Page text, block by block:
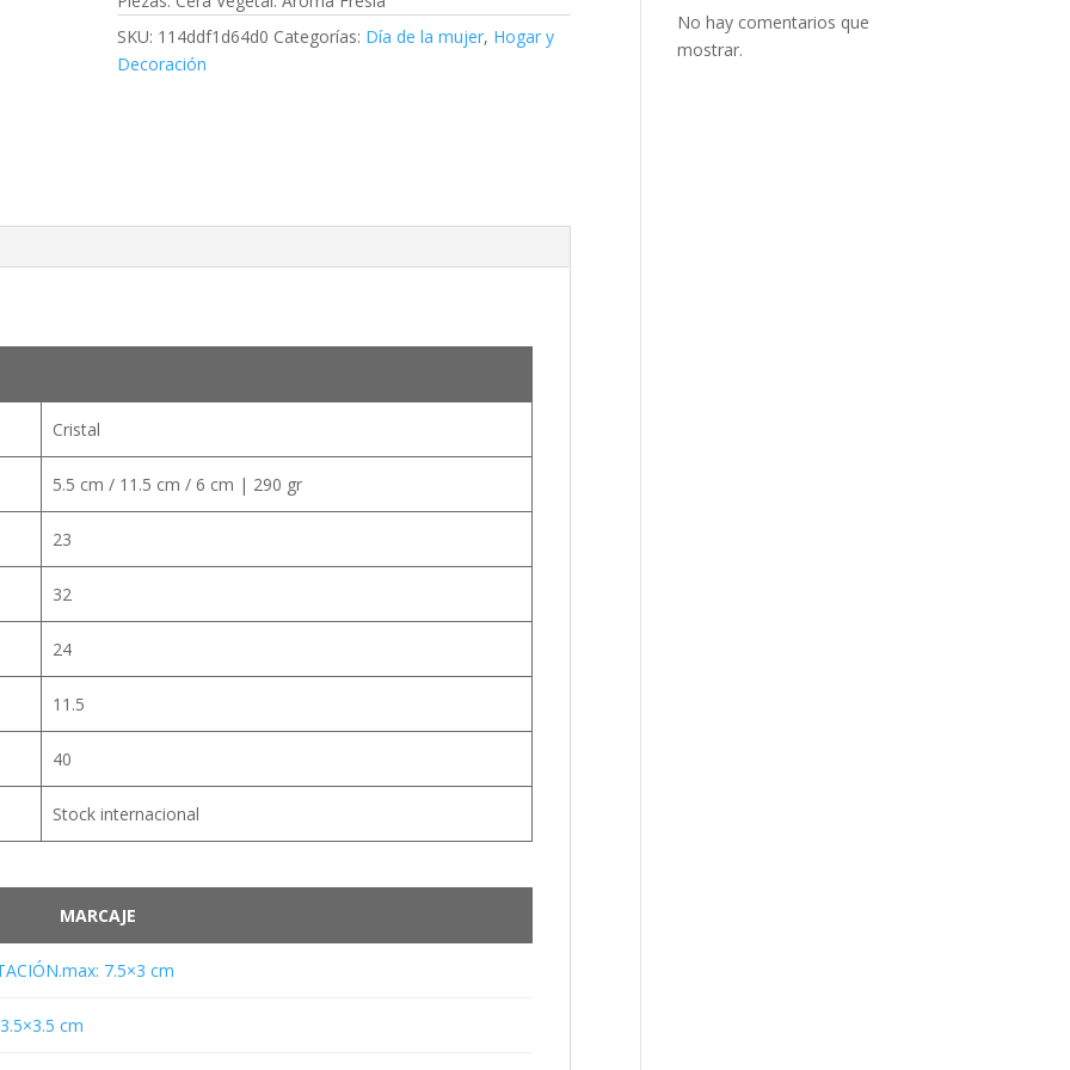
SKU: 114ddf1d64d0 Categorías: Día de la mujer, Hogar y
Decoración
Cristal
5.5 cm / 11.5 cm / 6 cm | 290 gr
23
32
24
11.5
40
Stock internacional
MARCAJE
7.5×3 cm
cm
No hay comentarios que
mostrar.